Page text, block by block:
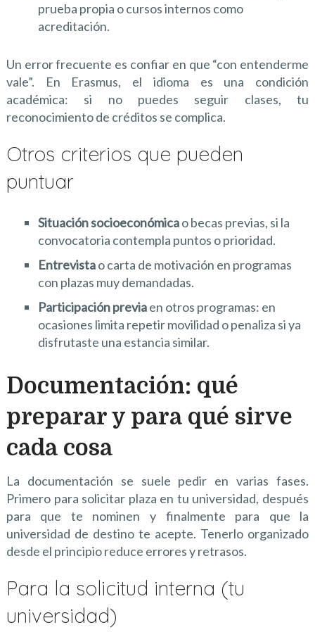
prueba propia o cursos internos como
acreditación.
Un error frecuente es confiar en que “con entenderme
vale”. En Erasmus, el idioma es una condición
académica: si no puedes seguir clases, tu
reconocimiento de créditos se complica.
Otros criterios que pueden
puntuar
Situación socioeconómicao becas previas, si la
convocatoria contempla puntos o prioridad.
Entrevistao carta de motivación en programas
con plazas muy demandadas.
Participación previaen otros programas: en
ocasiones limita repetir movilidad o penaliza si ya
disfrutaste una estancia similar.
Documentación: qué
preparar y para qué sirve
cada cosa
La documentación se suele pedir en varias fases.
Primero para solicitar plaza en tu universidad, después
para que te nominen y finalmente para que la
universidad de destino te acepte. Tenerlo organizado
desde el principio reduce errores y retrasos.
Para la solicitud interna (tu
universidad)